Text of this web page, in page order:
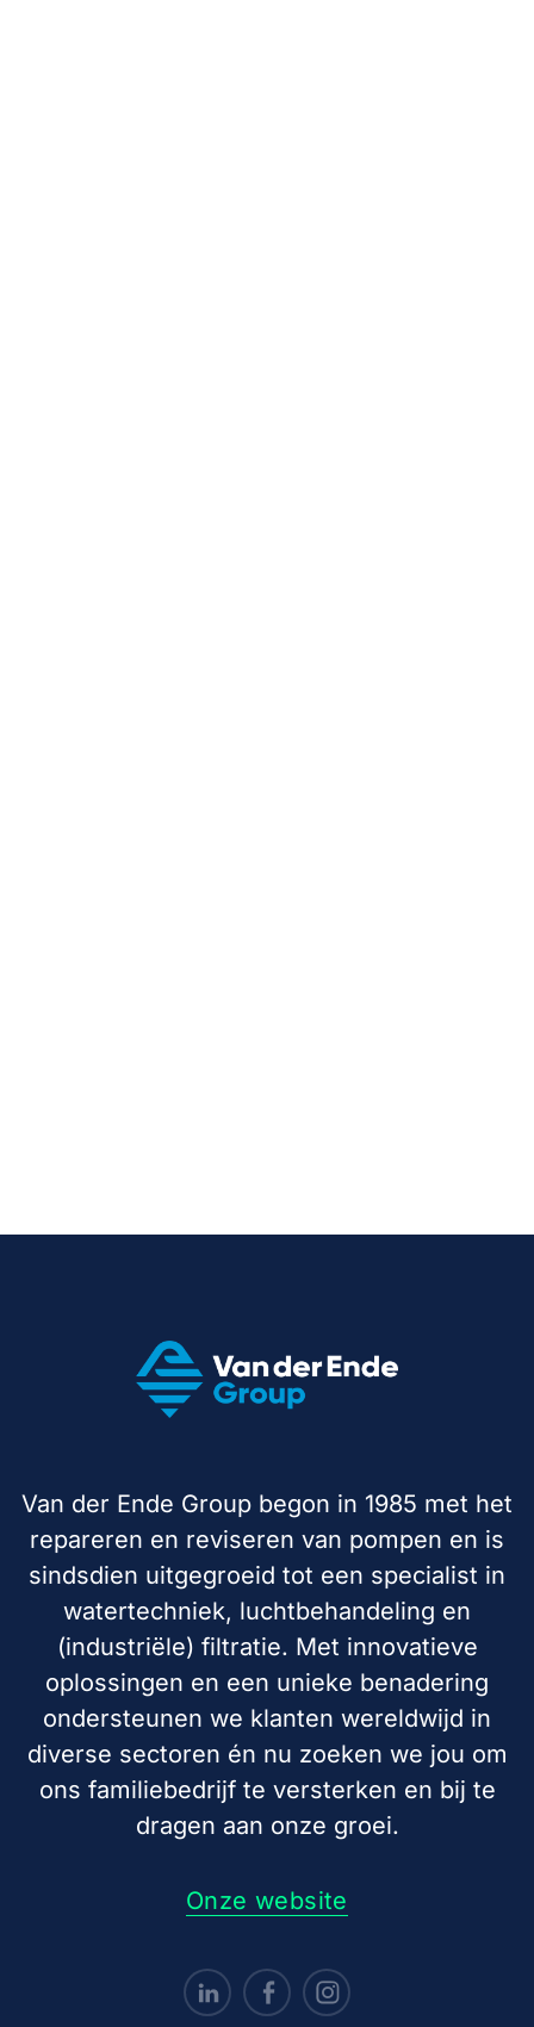
Van der Ende Group begon in 1985 met het
repareren en reviseren van pompen en is
sindsdien uitgegroeid tot een specialist in
watertechniek, luchtbehandeling en
(industriële) filtratie. Met innovatieve
oplossingen en een unieke benadering
ondersteunen we klanten wereldwijd in
diverse sectoren én nu zoeken we jou om
ons familiebedrijf te versterken en bij te
dragen aan onze groei.
Onze website